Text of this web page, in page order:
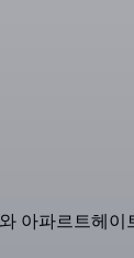
아파르트헤이